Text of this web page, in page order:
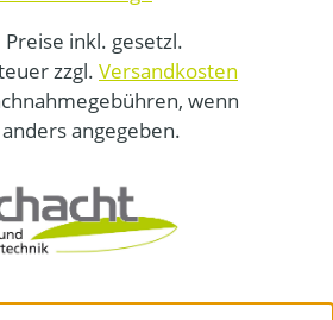
inkl. gesetzl.
zzgl. Versandkosten
wenn
angegeben.